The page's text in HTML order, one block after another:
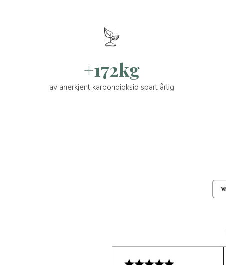
+172kg
av anerkjent karbondioksid spart årlig